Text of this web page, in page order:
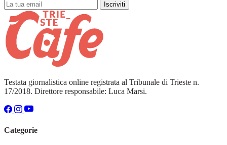
Iscriviti
Testata giornalistica online registrata al Tribunale di Trieste n.
17/2018. Direttore responsabile: Luca Marsi.
Categorie